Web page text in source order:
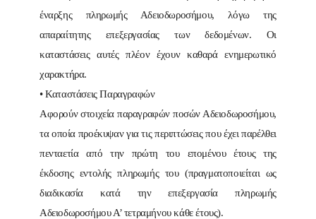
έναρξης πληρωμής Αδειοδωροσήμου, λόγω της
απαραίτητης επεξεργασίας των δεδομένων. Οι
καταστάσεις αυτές πλέον έχουν καθαρά ενημερωτικό
χαρακτήρα.
• Καταστάσεις Παραγραφών
Αφορούν στοιχεία παραγραφών ποσών Αδειοδωροσήμου,
τα οποία προέκυψαν για τις περιπτώσεις που έχει παρέλθει
πενταετία από την πρώτη του επομένου έτους της
έκδοσης εντολής πληρωμής του (πραγματοποιείται ως
διαδικασία κατά την επεξεργασία πληρωμής
Αδειοδωροσήμου Α’ τετραμήνου κάθε έτους).